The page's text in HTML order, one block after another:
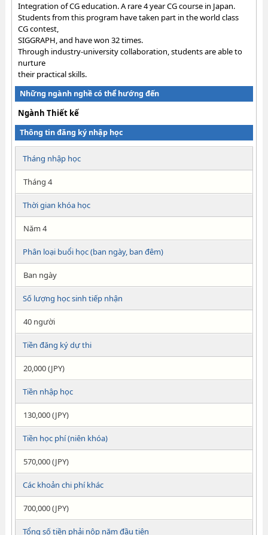
Integration of CG education. A rare 4 year CG course in Japan.
Students from this program have taken part in the world class
CG contest,
SIGGRAPH, and have won 32 times.
Through industry-university collaboration, students are able to
nurture
their practical skills.
Những ngành nghề có thể hướng đến
Ngành Thiết kế
Thông tin đăng ký nhập học
Tháng nhập học
Tháng 4
Thời gian khóa học
Năm 4
Phân loại buổi học (ban ngày, ban đêm)
Ban ngày
Số lượng học sinh tiếp nhận
40 người
Tiền đăng ký dự thi
20,000 (JPY)
Tiền nhập học
130,000 (JPY)
Tiền học phí (niên khóa)
570,000 (JPY)
Các khoản chi phí khác
700,000 (JPY)
Tổng số tiền phải nộp năm đầu tiên